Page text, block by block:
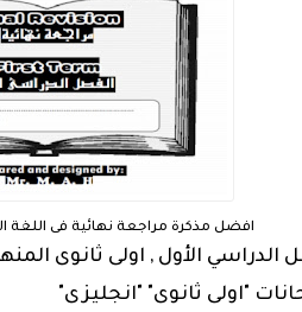
افضل مذكرة مراجعة نهائية فى اللغة
الأول , اولى ثانوى
"اولى ثانوى" "انجليزى"